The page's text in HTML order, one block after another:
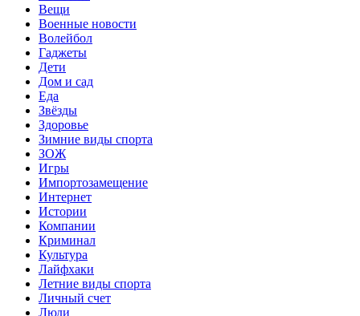
Вещи
Военные новости
Волейбол
Гаджеты
Дети
Дом и сад
Еда
Звёзды
Здоровье
Зимние виды спорта
ЗОЖ
Игры
Импортозамещение
Интернет
Истории
Компании
Криминал
Культура
Лайфхаки
Летние виды спорта
Личный счет
Люди